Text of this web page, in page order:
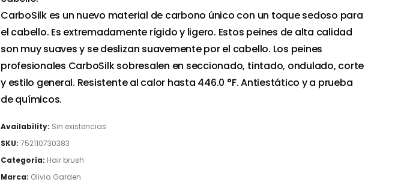
CarboSilk es un nuevo material de carbono único con un toque sedoso para
el cabello. Es extremadamente rígido y ligero. Estos peines de alta calidad
son muy suaves y se deslizan suavemente por el cabello. Los peines
profesionales CarboSilk sobresalen en seccionado, tintado, ondulado, corte
y estilo general. Resistente al calor hasta 446.0 °F. Antiestático y a prueba
de químicos.
Availability: Sin existencias
SKU: 752110730383
Categoría: Hair brush
Marca: Olivia Garden